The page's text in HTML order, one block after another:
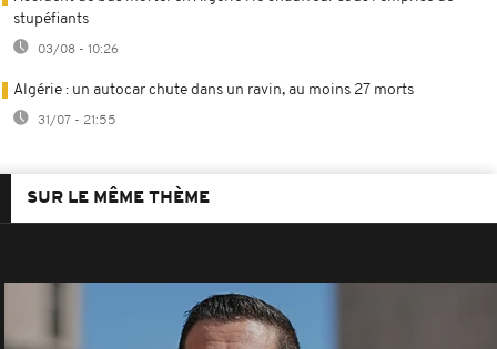
stupéfiants
03/08 - 10:26
Algérie : un autocar chute dans un ravin, au moins 27 morts
31/07 - 21:55
SUR LE MÊME THÈME